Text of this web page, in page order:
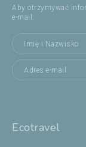
Aby otrzymywać
e-mail:
Ecotravel